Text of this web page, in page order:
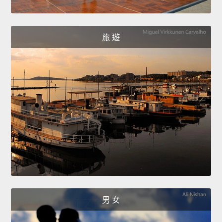
旅 遊
男 女